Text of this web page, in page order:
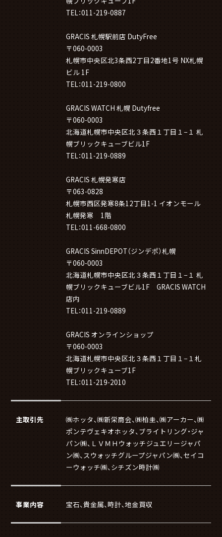
TEL：011-219-0887
GRACIS 札幌駅前店 DutyFree
〒060-0003
札幌市中央区北3条西2丁目2番地1号 NX札幌
ビル 1F
TEL：011-219-0800
GRACIS WATCH 札幌 Dutyfree
〒060-0003
北海道札幌市中央区北３条西１丁目１−１ 札
幌ブリックキューブビル1F
TEL：011-219-0889
GRACIS 札幌発寒店
〒063-0828
札幌市西区発寒8条12丁目1-1 イオンモール
札幌発寒 1階
TEL：011-668-0800
GRACIS SinnDEPOT（ジンデポ）札幌
〒060-0003
北海道札幌市中央区北３条西１丁目１−１ 札
幌ブリックキューブビル1F GRACIS WATCH
店内
TEL：011-219-0889
GRACIS オンラインショップ
〒060-0003
北海道札幌市中央区北３条西１丁目１−１札
幌ブリックキューブ1F
TEL：011-219-2010
主取引先
㈱ホッタ、㈱新栄商会、㈱柏圭、㈱アーカー、㈱
ポンテヴェキオホッタ、ブライトリング・ジャ
パン㈱、ＬＶＭＨウォッチジュエリージャパ
ン㈱、スウォッチグループジャパン㈱、セイコ
ーウォッチ㈱、シチズン時計㈱
事業内容 宝石、貴金属、時計、地金買収